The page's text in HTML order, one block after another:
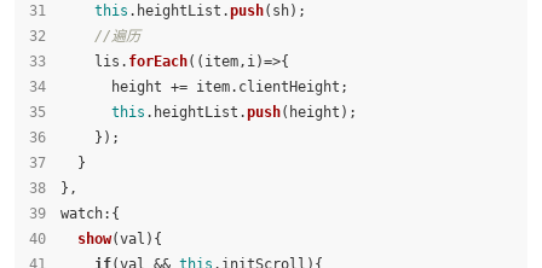
this . heightList .push(sh);
//遍历
    lis.
forEach( ( item,i)=>{
      height += item.
clientHeight ;
this . heightList .push(height);
    });
  }
},
watch:{
show(val ){
if(val && this . initScroll ){